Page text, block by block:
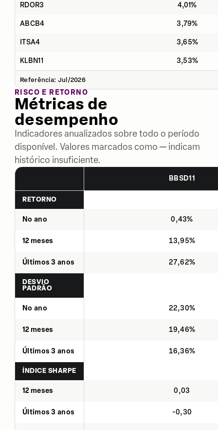
RDOR3 4,01%
ABCB4 3,79%
ITSA4 3,65%
KLBN11 3,53%
Referência: Jul/2026
RISCO E RETORNO
Métricas de
desempenho
Indicadores anualizados sobre todo o período
disponível. Valores marcados como — indicam
histórico insuficiente.
BBSD11
RETORNO
No ano 0,43%
12 meses 13,95%
Últimos 3 anos 27,62%
DESVIO
PADRÃO
No ano 22,30%
12 meses 19,46%
Últimos 3 anos 16,36%
ÍNDICE SHARPE
12 meses 0,03
Últimos 3 anos -0,30